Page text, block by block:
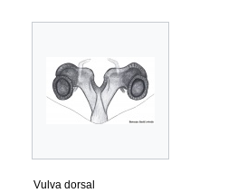
Vulva dorsal